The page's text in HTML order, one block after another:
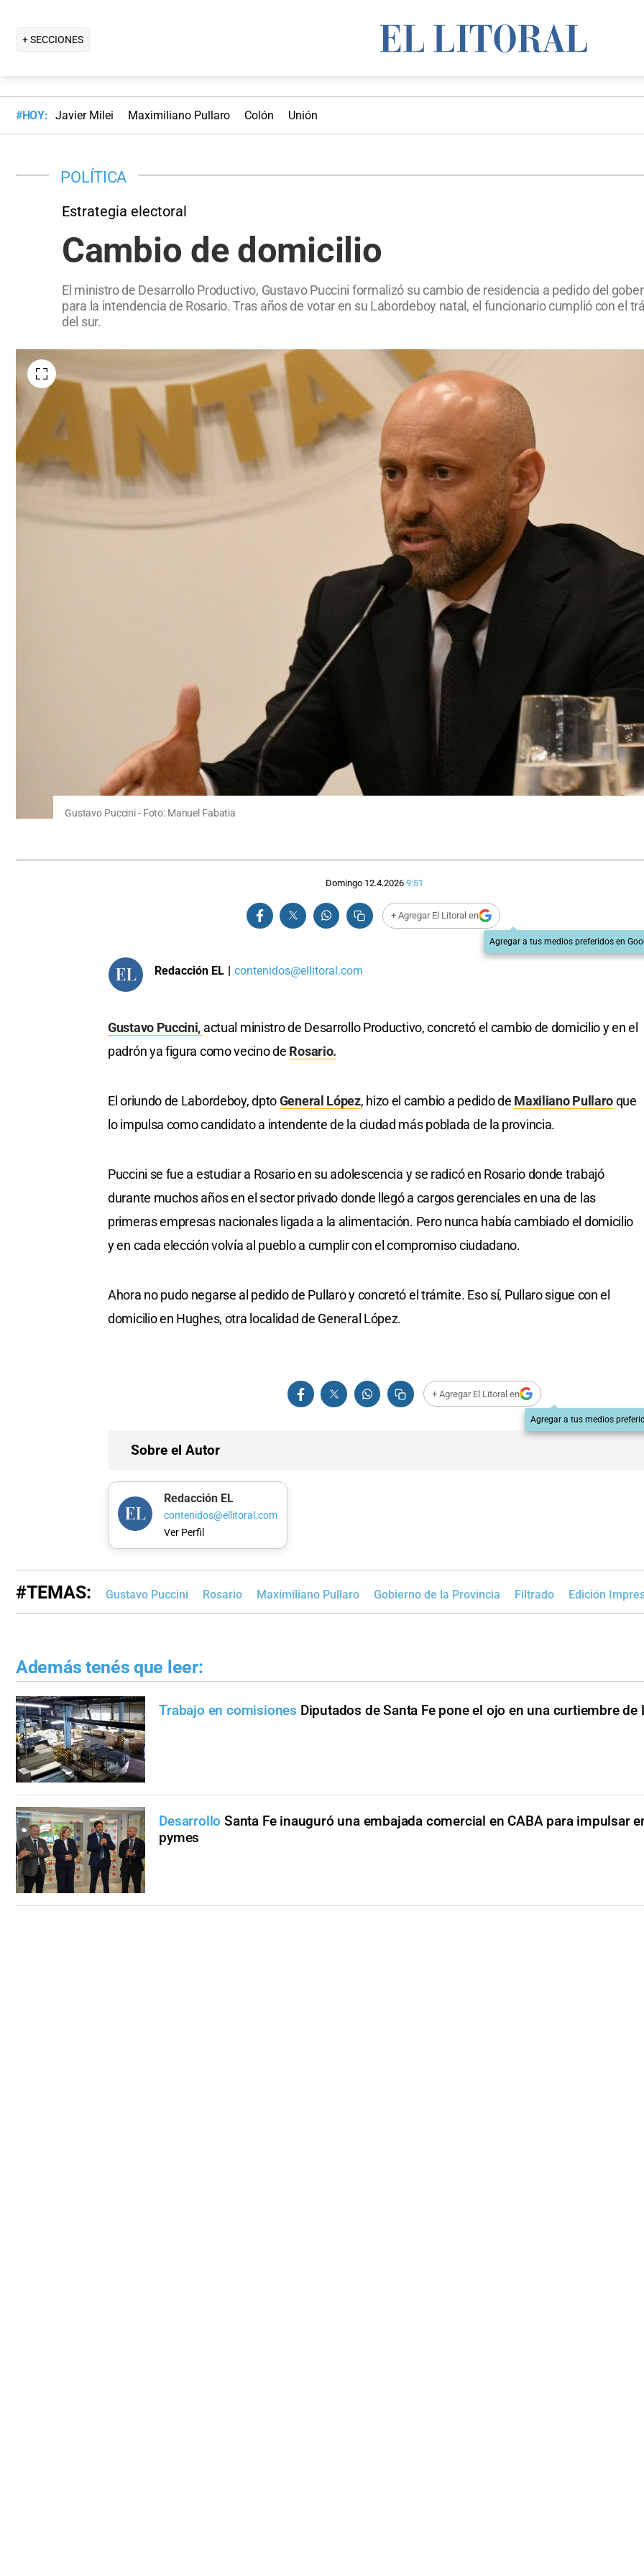
+ SECCIONES
#HOY: Javier Milei Maximiliano Pullaro Colón Unión
POLÍTICA
Estrategia electoral
Cambio de domicilio
El ministro de Desarrollo Productivo, Gustavo Puccini formalizó su cambio de residencia a pedido del
para la intendencia de Rosario. Tras años de votar en su Labordeboy natal, el funcionario cumplió con el
del sur.
Gustavo Puccini - Foto: Manuel Fabatia
Domingo 12.4.2026 9:51
+ Agregar El Litoral en
Agregar a tus medios preferidos en
Redacción EL | contenidos@ellitoral.com
Gustavo Puccini, actual ministro de Desarrollo Productivo, concretó el cambio de domicilio y en el
padrón ya figura como vecino de Rosario.
El oriundo de Labordeboy, dptoGeneral López, hizo el cambio a pedido de Maxiliano Pullaroque
lo impulsa como candidato a intendente de la ciudad más poblada de la provincia.
Puccini se fue a estudiar a Rosario en su adolescencia y se radicó en Rosario donde trabajó
durante muchos años en el sector privado donde llegó a cargos gerenciales en una de las
primeras empresas nacionales ligada a la alimentación. Pero nunca había cambiado el domicilio
y en cada elección volvía al pueblo a cumplir con el compromiso ciudadano.
Ahora no pudo negarse al pedido de Pullaro y concretó el trámite. Eso sí, Pullaro sigue con el
domicilio en Hughes, otra localidad de General López.
+ Agregar El Litoral en
Agregar a tus medios
Sobre el Autor
Redacción EL
contenidos@ellitoral.com
Ver Perfil
#TEMAS: Gustavo Puccini Rosario Maximiliano Pullaro Gobierno de la Provincia Filtrado Edición
Además tenés que leer:
Trabajo en comisiones Diputados de Santa Fe pone el ojo en una curtiembre de
Desarrollo Santa Fe inauguró una embajada comercial en CABA para impulsar
pymes